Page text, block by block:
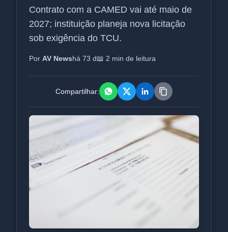
Contrato com a CAMED vai até maio de
2027; instituição planeja nova licitação
sob exigência do TCU.
Por AV Newshá 73 d📖 2 min de leitura
Compartilhar: